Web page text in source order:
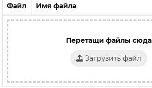
Файл
Имя файла
Перетащи файлы сюда
Загрузить файл